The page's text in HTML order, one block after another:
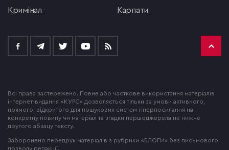
кримінал
Карпати
Всі права застережено. Повне або часткове використання матеріалів
інтернет-видання «КУРС» дозволяється тільки за умови активного,
прямого, відкритого для пошукових систем гіперпосилання на
конкретну новину чи матеріал та згадки першоджерела не нижче
другого абзацу тексту.
Заборонено передрук матеріалів з рубрики «БЛОГИ» без письмового
дозволу редакції.